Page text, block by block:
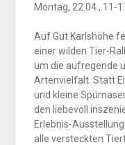
Montag, 22.04., 11-
Auf Gut Karlshöhe
einer wilden Tier-
um die aufregende
Artenvielfalt. Statt
und kleine
den liebevoll
Erlebnis-
alle versteckten